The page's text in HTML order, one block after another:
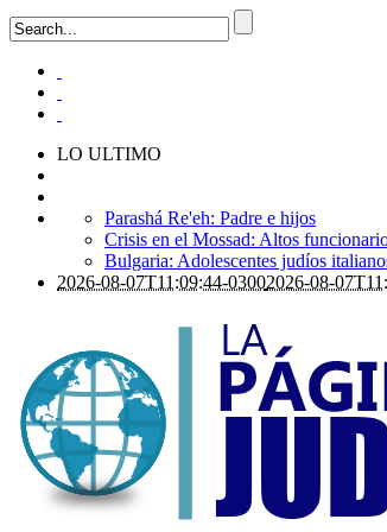
LO ULTIMO
Parashá Re'eh: Padre e hijos
Crisis en el Mossad: Altos
Bulgaria: Adolescentes judíos
2026-08-07T11:09:44-03002026-08-